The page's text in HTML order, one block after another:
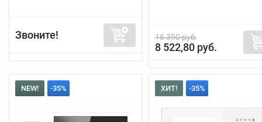
Звоните! 16 390 руб.
8 522,80 руб.
NEW! -35% ХИТ! -35%